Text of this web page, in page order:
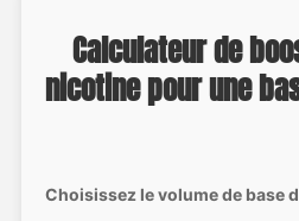
Calculateur de
nicotine pour une
Choisissez le volume de base